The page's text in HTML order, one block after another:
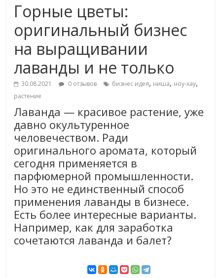
Горные цветы:
оригинальный бизнес
на выращивании
лаванды и не только
30.08.2021 0 отзывов бизнес идея, ниша, ноу-хау,
растение
Лаванда — красивое растение, уже
давно окультуренное
человечеством. Ради
оригинального аромата, который
сегодня применяется в
парфюмерной промышленности.
Но это не единственный способ
применения лаванды в бизнесе.
Есть более интересные варианты.
Например, как для заработка
сочетаются лаванда и балет?